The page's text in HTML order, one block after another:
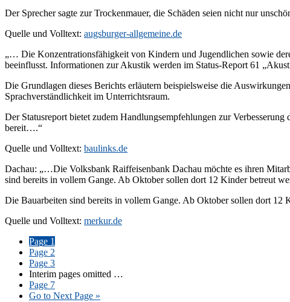
Der Sprecher sagte zur Trockenmauer, die Schäden seien nicht nur
Quelle und Volltext: augsburger-allgemeine.de
„… Die Konzentrationsfähigkeit von Kindern und Jugendlichen sowie
beeinflusst. Informationen zur Akustik werden im Status-Report 61
Die Grundlagen dieses Berichts erläutern beispielsweise die
Sprachverständlichkeit im Unterrichtsraum.
Der Statusreport bietet zudem Handlungsempfehlungen zur
bereit….“
Quelle und Volltext: baulinks.de
Dachau: „…Die Volksbank Raiffeisenbank Dachau möchte es ihren
sind bereits in vollem Gange. Ab Oktober sollen dort 12 Kinder betreut
Die Bauarbeiten sind bereits in vollem Gange. Ab Oktober sollen dort
Quelle und Volltext: merkur.de
Page 1
Page 2
Page 3
Interim pages omitted …
Page 7
Go to Next Page »